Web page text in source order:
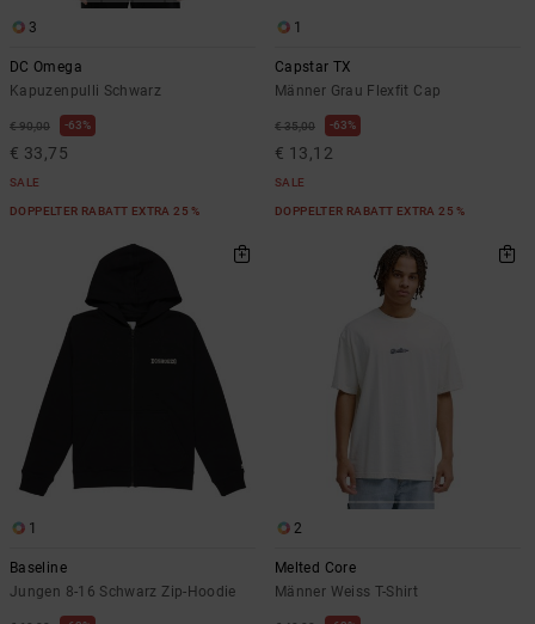
3
DC Omega
Kapuzenpulli Schwarz
€ 90,00 63%
€ 33,75
SALE
DOPPELTER RABATT EXTRA 25 %
1
Capstar TX
Männer Grau Flexfit Cap
€ 35,00 63%
€ 13,12
SALE
DOPPELTER RABATT EXTRA 25 %
1
Baseline
Jungen 8-16 Schwarz Zip-Hoodie
2
Melted Core
Männer Weiss T-Shirt